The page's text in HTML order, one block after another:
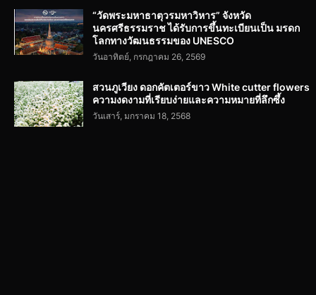
“วัดพระมหาธาตุวรมหาวิหาร” จังหวัด
นครศรีธรรมราช ได้รับการขึ้นทะเบียนเป็น มรดก
โลกทางวัฒนธรรมของ UNESCO
วันอาทิตย์, กรกฎาคม 26, 2569
สวนภูเวียง ดอกคัตเตอร์ขาว White cutter flowers
ความงดงามที่เรียบง่ายและความหมายที่ลึกซึ้ง
วันเสาร์, มกราคม 18, 2568